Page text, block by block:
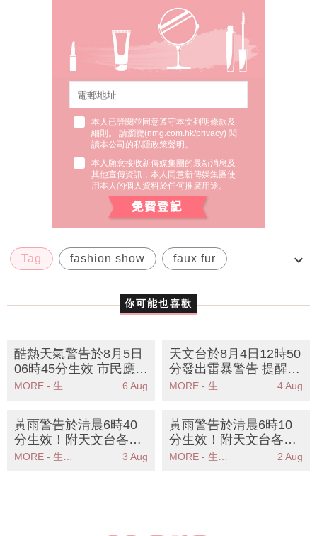
本人已詳閱並同意遵守本文列明條款及
細則。 請瀏覽(nmg.com.hk/privacy) 閱
讀本公司的私隱政策聲明。
本人願意接收新傳媒集團的最新消息及
其他宣傳資訊，本人同意新傳媒集團使
用本人的個人資料於任何推廣用途。
Tag fashion show faux fur
你可能也喜歡
酷熱天氣警告於8月5日
06時45分生效 市民應採
取防暑措施
MORE - 生活品味 6 Aug
天文台於8月4日12時50
分發出雷暴警告 提醒市
民做好防範措施
MORE - 生活品味 4 Aug
黃雨警告於清晨6時40
分生效！附天文台各區
雨量分佈圖
3 Aug
黃雨警告於清晨6時10
分生效！附天文台各區
雨量分佈圖
2 Aug